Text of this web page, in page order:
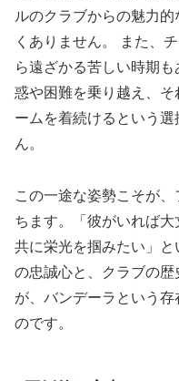
ルのクラブからの魅力
くありません。 また、
ら遠ざかる苦しい時期
惑や困難を乗り越え、
ームを着続けるという
ん。
この一途な姿勢こそが
ちます。「彼がいれば
共に栄光を掴みたい」
の忠誠心と、クラブの
が、バンデーラという
のです。